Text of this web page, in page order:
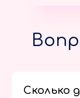
Сколько